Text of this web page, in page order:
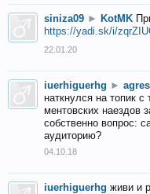
siniza09 ► KotMK
https://yadi.sk/i/
22.01.20
iuerhiguerhg ►
наткнулся на топик
ментовских наездов
собственно
аудиторию?
04.10.18
iuerhiguerhg живи и